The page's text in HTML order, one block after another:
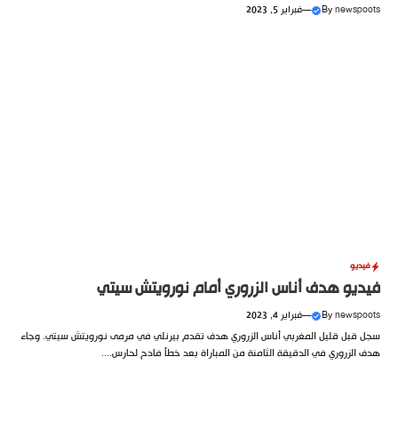
Bynewspoots
—فبراير 5, 2023
فيديو
فيديو هدف أناس الزروري أمام نورويتش سيتي
Bynewspoots
—فبراير 4, 2023
سجل قبل قليل المغربي أناس الزروري هدف تقدم بيرنلي في مرمى نورويتش سيتي. وجاء
هدف الزروري في الدقيقة الثامنة من المباراة بعد خطأ فادح لحارس....